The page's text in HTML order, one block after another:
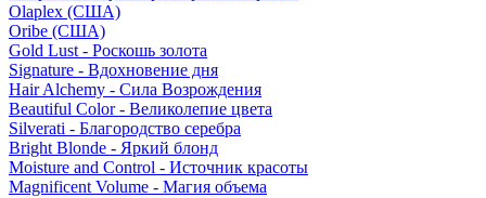
Olaplex (США)
Oribe (США)
Gold Lust - Роскошь золота
Signature - Вдохновение дня
Hair Alchemy - Сила Возрождения
Beautiful Color - Великолепие цвета
Silverati - Благородство серебра
Bright Blonde - Яркий блонд
Moisture and Control - Источник красоты
Magnificent Volume - Магия объема